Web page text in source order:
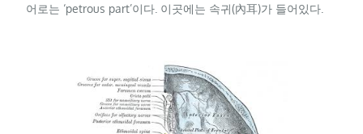
어로는 ‘petrous part’이다. 이곳에는 속귀(內耳)가 들어있다.